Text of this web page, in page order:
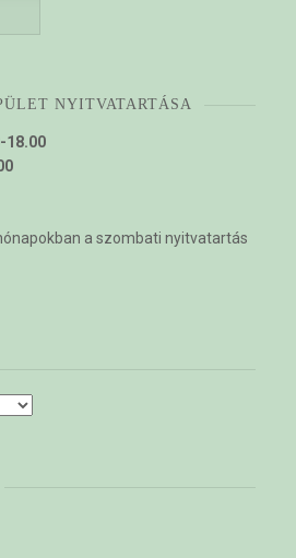
NYITVATARTÁSA
18.00
a szombati nyitvatartás